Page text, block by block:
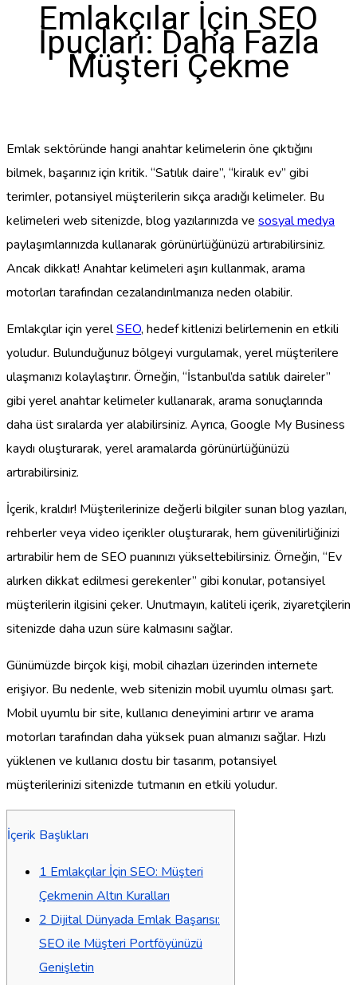
Emlakçılar İçin SEO
İpuçları: Daha Fazla
Müşteri Çekme
Emlak sektöründe hangi anahtar kelimelerin öne çıktığını
bilmek, başarınız için kritik. “Satılık daire”, “kiralık ev” gibi
terimler, potansiyel müşterilerin sıkça aradığı kelimeler. Bu
kelimeleri web sitenizde, blog yazılarınızda ve sosyal medya
paylaşımlarınızda kullanarak görünürlüğünüzü artırabilirsiniz.
Ancak dikkat! Anahtar kelimeleri aşırı kullanmak, arama
motorları tarafından cezalandırılmanıza neden olabilir.
Emlakçılar için yerelSEO, hedef kitlenizi belirlemenin en etkili
yoludur. Bulunduğunuz bölgeyi vurgulamak, yerel müşterilere
ulaşmanızı kolaylaştırır. Örneğin, “İstanbul’da satılık daireler”
gibi yerel anahtar kelimeler kullanarak, arama sonuçlarında
daha üst sıralarda yer alabilirsiniz. Ayrıca, Google My Business
kaydı oluşturarak, yerel aramalarda görünürlüğünüzü
artırabilirsiniz.
İçerik, kraldır! Müşterilerinize değerli bilgiler sunan blog yazıları,
rehberler veya video içerikler oluşturarak, hem güvenilirliğinizi
artırabilir hem de SEO puanınızı yükseltebilirsiniz. Örneğin, “Ev
alırken dikkat edilmesi gerekenler” gibi konular, potansiyel
müşterilerin ilgisini çeker. Unutmayın, kaliteli içerik, ziyaretçilerin
sitenizde daha uzun süre kalmasını sağlar.
Günümüzde birçok kişi, mobil cihazları üzerinden internete
erişiyor. Bu nedenle, web sitenizin mobil uyumlu olması şart.
Mobil uyumlu bir site, kullanıcı deneyimini artırır ve arama
motorları tarafından daha yüksek puan almanızı sağlar. Hızlı
yüklenen ve kullanıcı dostu bir tasarım, potansiyel
müşterilerinizi sitenizde tutmanın en etkili yoludur.
İçerik Başlıkları
1 Emlakçılar İçin SEO: Müşteri
Çekmenin Altın Kuralları
2 Dijital Dünyada Emlak Başarısı:
SEO ile Müşteri Portföyünüzü
Genişletin